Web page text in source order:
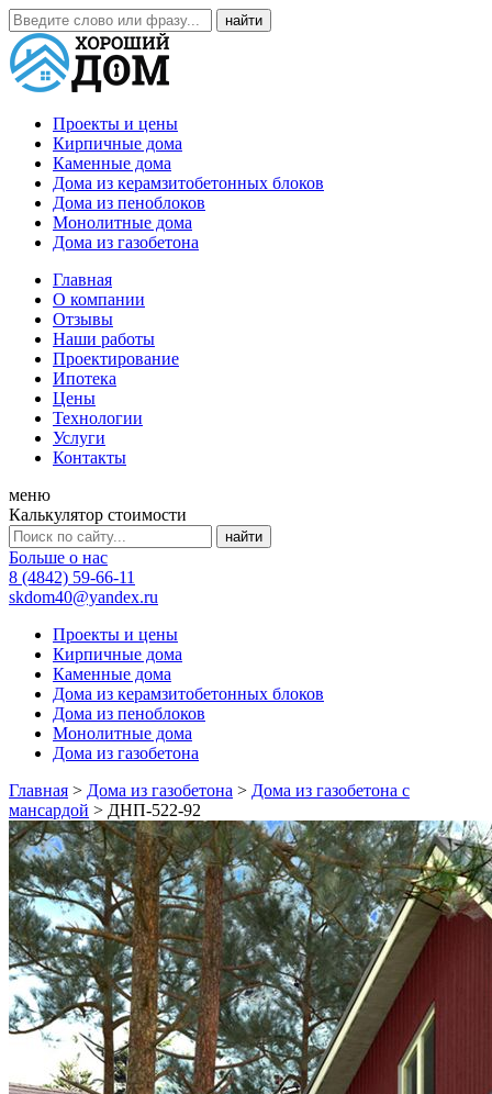
Проекты и цены
Кирпичные дома
Каменные дома
Дома из керамзитобетонных блоков
Дома из пеноблоков
Монолитные дома
Дома из газобетона
Главная
О компании
Отзывы
Наши работы
Проектирование
Ипотека
Цены
Технологии
Услуги
Контакты
меню
Калькулятор стоимости
Больше о нас
8 (4842) 59-66-11
skdom40@yandex.ru
Проекты и цены
Кирпичные дома
Каменные дома
Дома из керамзитобетонных блоков
Дома из пеноблоков
Монолитные дома
Дома из газобетона
Главная > Дома из газобетона > Дома из газобетона с
мансардой > ДНП-522-92